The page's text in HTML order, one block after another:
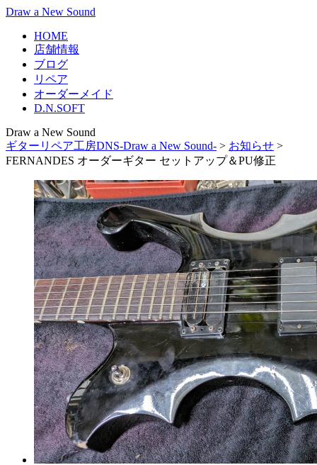
Draw a New Sound
HOME
店舗情報
ブログ
リペア
オーダーメイド
D.N.SOFT
Draw a New Sound
ギターリペア工房DNS-Draw a New Sound- > お知らせ >
FERNANDES オーダーギター セットアップ＆PU修正